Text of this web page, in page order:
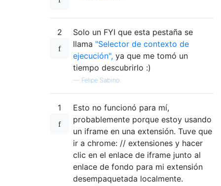
2
Solo un FYI que esta pestaña se
llama "Selector de contexto de
ejecución", ya que me tomó un
tiempo descubrirlo :)
— Felipe Sabino
1
Esto no funcionó para mí,
probablemente porque estoy usando
un iframe en una extensión. Tuve que
ir a chrome: // extensiones y hacer
clic en el enlace de iframe junto al
enlace de fondo para mi extensión
desempaquetada localmente.